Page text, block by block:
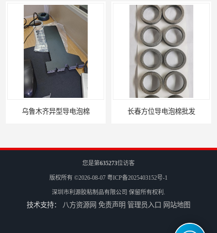
乌鲁木齐异型导电泡棉 长春方位导电泡棉批发
您是第635273位访客
版权所有 ©2026-08-07 粤ICP备2025403152号-1
深圳市利源胶粘制品有限公司 保留所有权利.
技术支持： 八方资源网 免责声明 管理员入口 网站地图